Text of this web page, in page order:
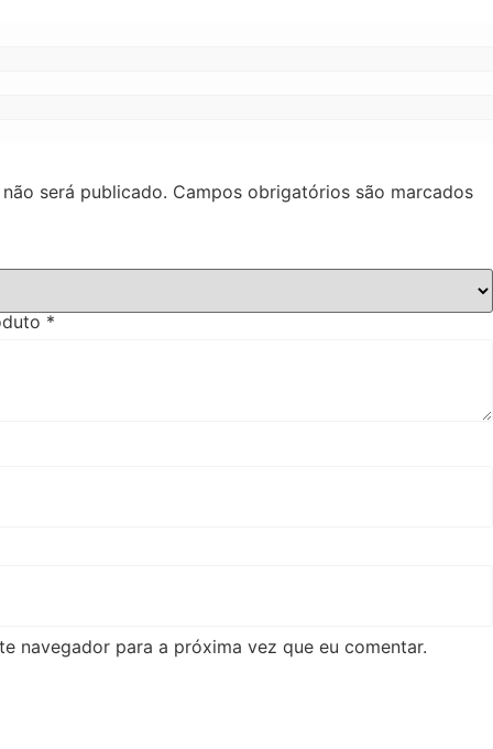
será publicado. Campos obrigatórios são marcados
*
navegador para a próxima vez que eu comentar.